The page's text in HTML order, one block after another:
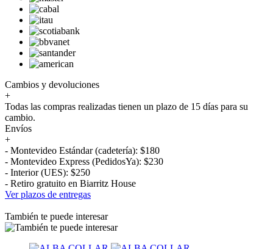
Cambios y devoluciones
+
Todas las compras realizadas tienen un plazo de 15 días para su
cambio.
Envíos
+
- Montevideo Estándar (cadetería): $180
- Montevideo Express (PedidosYa): $230
- Interior (UES): $250
- Retiro gratuito en Biarritz House
Ver plazos de entregas
También te puede interesar